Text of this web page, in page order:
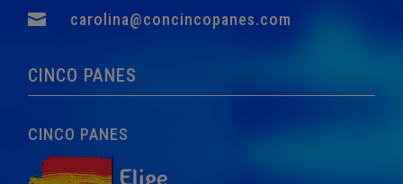
 carolina@concincopanes.com
CINCO PANES
CINCO PANES